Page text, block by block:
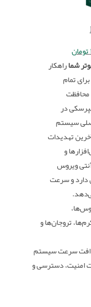
تومان
شماراهکار
Kaspersky Anti-Virus برای تمام
محافظت
در
سیستم
تهدیدات
و
ویروس
دارد و سرعت
تروجان‌ها و
افت سرعت سیستم
امنیت، دسترسی و